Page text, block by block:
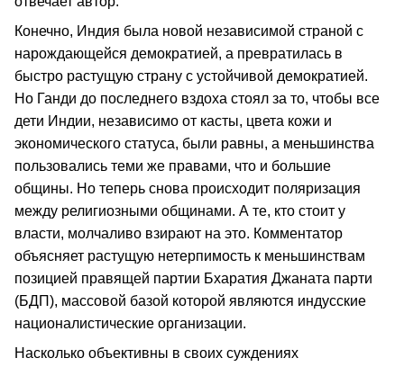
Конечно, Индия была новой независимой страной с
нарождающейся демократией, а превратилась в
быстро растущую страну с устойчивой демократией.
Но Ганди до последнего вздоха стоял за то, чтобы все
дети Индии, независимо от касты, цвета кожи и
экономического статуса, были равны, а меньшинства
пользовались теми же правами, что и большие
общины. Но теперь снова происходит поляризация
между религиозными общинами. А те, кто стоит у
власти, молчаливо взирают на это. Комментатор
объясняет растущую нетерпимость к меньшинствам
позицией правящей партии Бхаратия Джаната парти
(БДП), массовой базой которой являются индусские
националистические организации.
Насколько объективны в своих суждениях